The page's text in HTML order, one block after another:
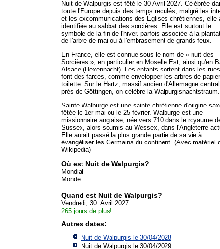
Nuit de Walpurgis est fêté le 30 Avril 2027. Célébrée
toute l'Europe depuis des temps reculés, malgré les
et les excommunications des Églises chrétiennes, elle
identifiée au sabbat des sorcières. Elle est surtout le
symbole de la fin de l'hiver, parfois associée à la
de l'arbre de mai ou à l'embrasement de grands feux.
En France, elle est connue sous le nom de « nuit des
Sorcières », en particulier en Moselle Est, ainsi qu'en
Alsace (Hexennacht). Les enfants sortent dans les
font des farces, comme envelopper les arbres de papier
toilette. Sur le Hartz, massif ancien d'Allemagne
près de Göttingen, on célèbre la Walpurgisnachtstraum.
Sainte Walburge est une sainte chrétienne d'origine
fêtée le 1er mai ou le 25 février. Walburge est une
missionnaire anglaise, née vers 710 dans le royaume
Sussex, alors soumis au Wessex, dans l'Angleterre
Elle aurait passé la plus grande partie de sa vie à
évangéliser les Germains du continent. (Avec matériel
Wikipedia)
Où est Nuit de Walpurgis?
Mondial
Monde
Quand est Nuit de Walpurgis?
Vendredi, 30. Avril 2027
265 jours de plus!
Autres dates:
Nuit de Walpurgis le 30/04/2028
Nuit de Walpurgis le 30/04/2029